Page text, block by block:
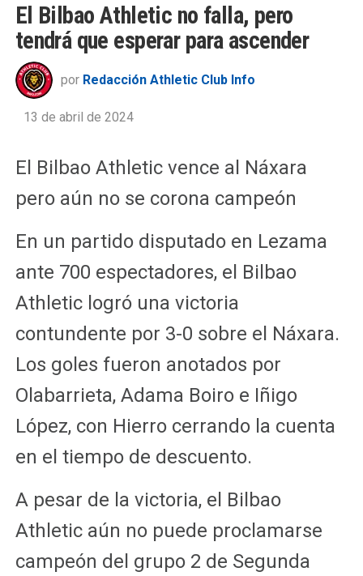
El Bilbao Athletic no falla, pero
tendrá que esperar para ascender
por Redacción Athletic Club Info
13 de abril de 2024
El Bilbao Athletic vence al Náxara
pero aún no se corona campeón
En un partido disputado en Lezama
ante 700 espectadores, el Bilbao
Athletic logró una victoria
contundente por 3-0 sobre el Náxara.
Los goles fueron anotados por
Olabarrieta, Adama Boiro e Iñigo
López, con Hierro cerrando la cuenta
en el tiempo de descuento.
A pesar de la victoria, el Bilbao
Athletic aún no puede proclamarse
campeón del grupo 2 de Segunda